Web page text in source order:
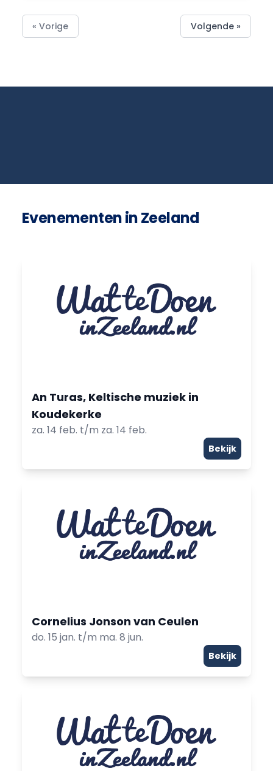
« Vorige Volgende »
Evenementen in Zeeland
An Turas, Keltische muziek in
Koudekerke
za. 14 feb. t/m za. 14 feb.
Bekijk
Cornelius Jonson van Ceulen
do. 15 jan. t/m ma. 8 jun.
Bekijk